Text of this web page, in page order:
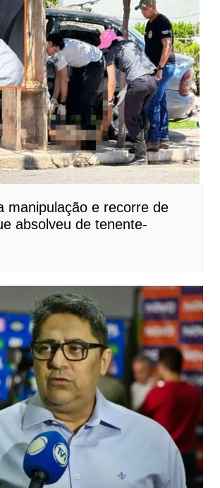
manipulação e recorre de
absolveu de tenente-